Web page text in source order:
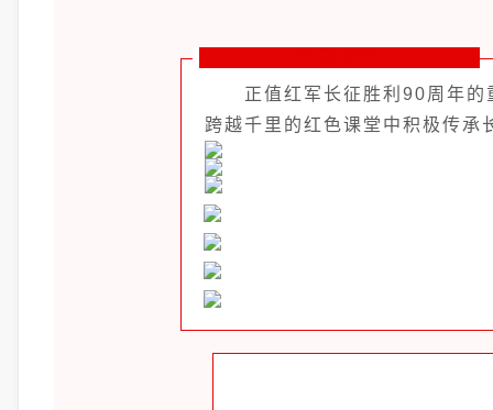
正值红军长征胜利90周年的
跨越千里的红色课堂中积极传承